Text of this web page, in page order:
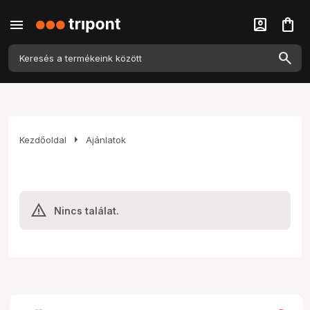
menu account_box shopping_bag
Kezdőoldal arrow_right Ajánlatok
Nincs találat.